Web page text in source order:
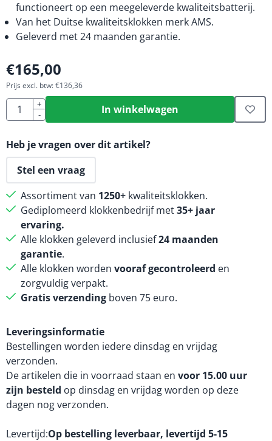
functioneert op een meegeleverde kwaliteitsbatterij.
Van het Duitse kwaliteitsklokken merk AMS.
Geleverd met 24 maanden garantie.
€165,00
Prijs excl. btw:€136,36
Aantal
+
-
In winkelwagen
Heb je vragen over dit artikel?
Stel een vraag
Assortiment van 1250+ kwaliteitsklokken.
Gediplomeerd klokkenbedrijf met35+ jaar
ervaring.
Alle klokken geleverd inclusief24 maanden
garantie.
Alle klokken worden vooraf gecontroleerd en
zorgvuldig verpakt.
Gratis verzending boven 75 euro.
Leveringsinformatie
Bestellingen worden iedere dinsdag en vrijdag
verzonden.
De artikelen die in voorraad staan en voor 15.00 uur
zijn besteld op dinsdag en vrijdag worden op deze
dagen nog verzonden.
Levertijd Op bestelling leverbaar, levertijd 5-15